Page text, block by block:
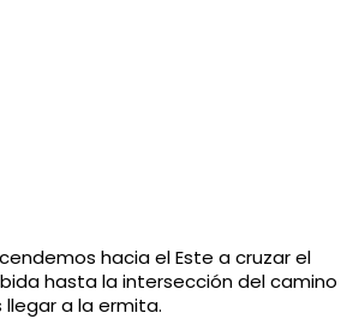
hacia el Este a cruzar el
hasta la intersección del camino
a la ermita.